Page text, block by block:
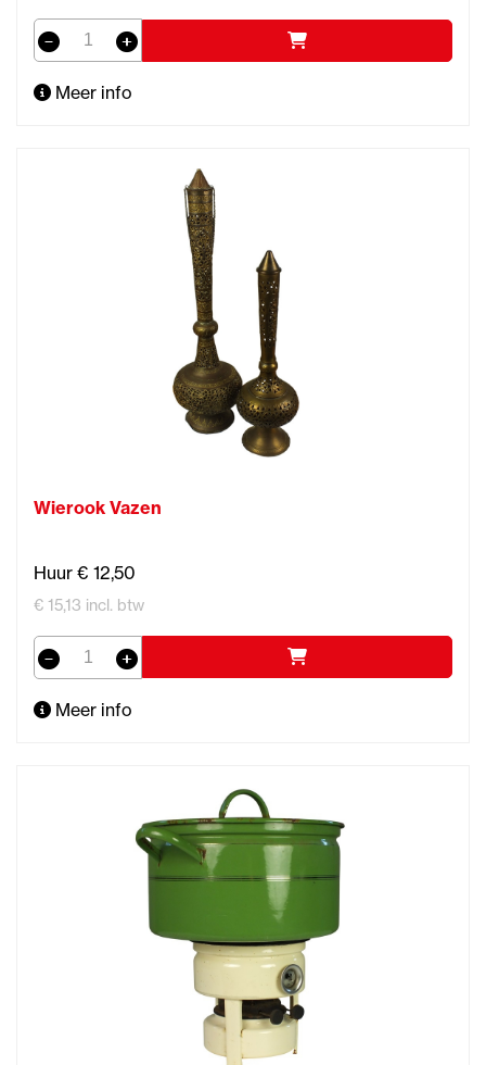
Meer info
Wierook Vazen
Huur € 12,50
€ 15,13 incl. btw
Meer info